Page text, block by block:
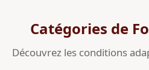
Catégories de
Découvrez les conditions